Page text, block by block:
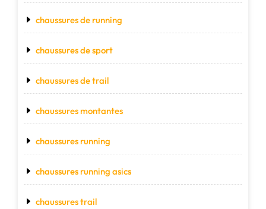
chaussures de running
chaussures de sport
chaussures de trail
chaussures montantes
chaussures running
chaussures running asics
chaussures trail